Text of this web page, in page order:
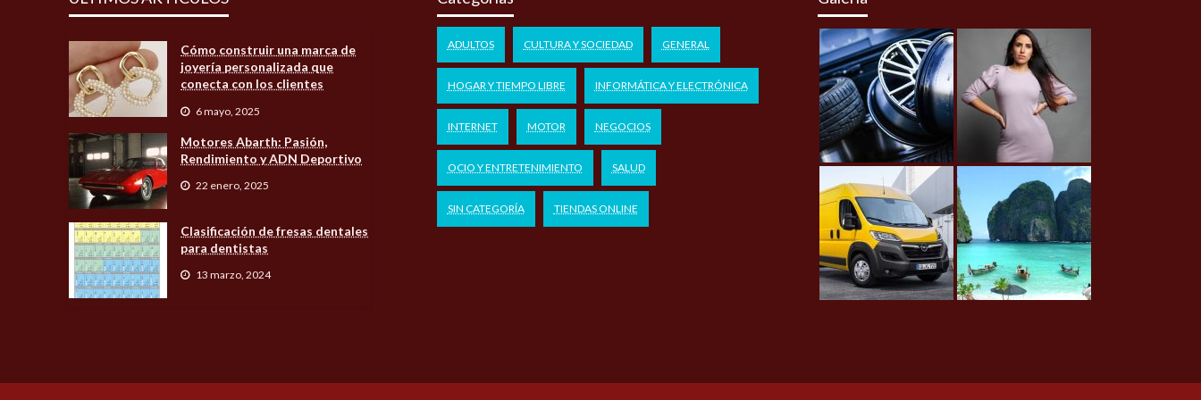
Cómo construir una marca de
joyería personalizada que
conecta con los clientes
6 mayo, 2025
Motores Abarth: Pasión,
Rendimiento y ADN Deportivo
22 enero, 2025
Clasificación de fresas dentales
para dentistas
13 marzo, 2024
ADULTOS CULTURA Y SOCIEDAD GENERAL
HOGAR Y TIEMPO LIBRE INFORMÁTICA Y ELECTRÓNICA
INTERNET MOTOR NEGOCIOS
OCIO Y ENTRETENIMIENTO SALUD
SIN CATEGORÍA TIENDAS ONLINE